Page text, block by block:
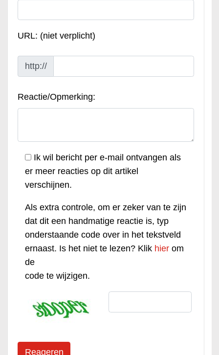
URL: (niet verplicht)
http://
Reactie/Opmerking:
Ik wil bericht per e-mail ontvangen als
er meer reacties op dit artikel
verschijnen.
Als extra controle, om er zeker van te zijn
dat dit een handmatige reactie is, typ
onderstaande code over in het tekstveld
ernaast. Is het niet te lezen? Klik hier om
de
code te wijzigen.